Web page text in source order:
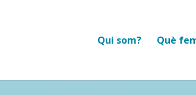
Qui som? Què